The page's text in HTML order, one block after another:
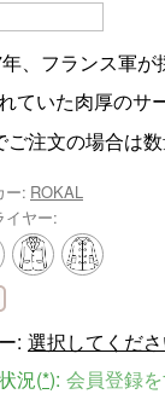
、フランス軍
ていた肉厚のサ
ご注文の場合は
ー: ROKAL
イヤー:
: 選択してくだ
況(*): 会員登録